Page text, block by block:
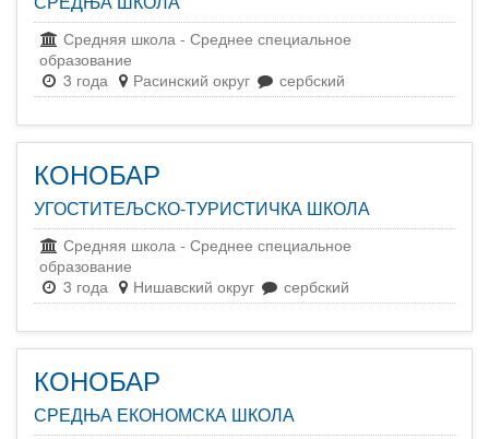
Средняя школа - Среднее специальное
образование
3 года
Расинский округ сербский
КОНОБАР
УГОСТИТЕЉСКО-ТУРИСТИЧКА ШКОЛА
Средняя школа - Среднее специальное
образование
3 года
Нишавский округ сербский
КОНОБАР
СРЕДЊА ЕКОНОМСКА ШКОЛА